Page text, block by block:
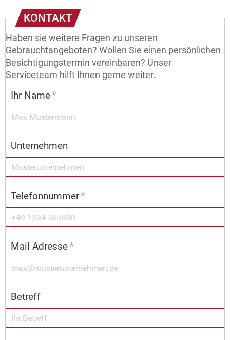
KONTAKT
Haben sie weitere Fragen zu unseren
Gebrauchtangeboten? Wollen Sie einen persönlichen
Besichtigungstermin vereinbaren? Unser
Serviceteam hilft Ihnen gerne weiter.
Ihr Name*
Unternehmen
Telefonnummer*
Mail Adresse*
Betreff